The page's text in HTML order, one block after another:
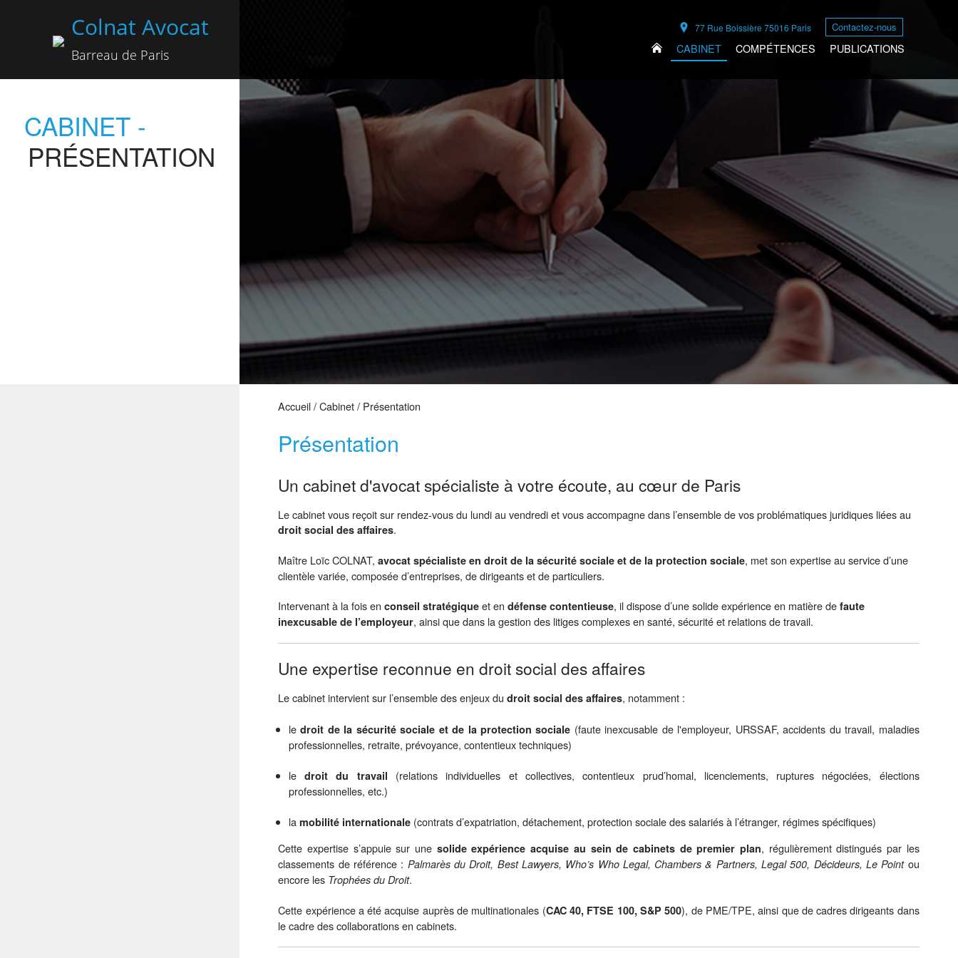
Colnat Avocat
Barreau de Paris
77 Rue Boissière 75016 Paris Contactez-nous
CABINET COMPÉTENCES PUBLICATIONS
CABINET -
PRÉSENTATION
Accueil / Cabinet/ Présentation
Présentation
Un cabinet d'avocat spécialiste à votre écoute, au cœur de Paris
Le cabinet vous reçoit sur rendez-vous du lundi au vendredi et vous accompagne dans l’ensemble de vos problématiques juridiques liées au
droit social des affaires.
Maître Loïc COLNAT,avocat spécialiste en droit de la sécurité sociale et de la protection sociale, met son expertise au service d’une
clientèle variée, composée d’entreprises, de dirigeants et de particuliers.
Intervenant à la fois enconseil stratégique et endéfense contentieuse, il dispose d’une solide expérience en matière defaute
inexcusable de l’employeur, ainsi que dans la gestion des litiges complexes en santé, sécurité et relations de travail.
Une expertise reconnue en droit social des affaires
Le cabinet intervient sur l’ensemble des enjeux dudroit social des affaires, notamment :
ledroit de la sécurité sociale et de la protection sociale (faute inexcusable de l'employeur, URSSAF, accidents du travail, maladies
professionnelles, retraite, prévoyance, contentieux techniques)
le droit du travail (relations individuelles et collectives, contentieux prud’homal, licenciements, ruptures négociées, élections
professionnelles, etc.)
la mobilité internationale(contrats d’expatriation, détachement, protection sociale des salariés à l’étranger, régimes spécifiques)
Cette expertise s’appuie sur une solide expérience acquise au sein de cabinets de premier plan, régulièrement distingués par les
classements de référence : Palmarès du Droit, Best Lawyers, Who’s Who Legal, Chambers & Partners, Legal 500, Décideurs, Le Pointou
encore les Trophées du Droit.
Cette expérience a été acquise auprès de multinationales (CAC 40, FTSE 100, S&P 500), de PME/TPE, ainsi que de cadres dirigeants dans
le cadre des collaborations en cabinets.